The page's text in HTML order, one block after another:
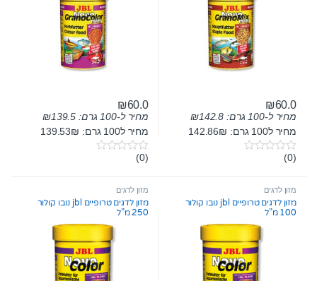
₪60.0
מחיר ל-100 גרם: ₪142.8
מחיר ל100 גרם: 142.86₪
0
t
o
f
5
(0)
₪60.0
מחיר ל-100 גרם: ₪139.5
מחיר ל100 גרם: 139.53₪
0
t
o
f
5
(0)
מזון לדגים
מזון לדגים טרופיים jbl נובו קולור
100 מ”ל
מזון לדגים
מזון לדגים טרופיים jbl נובו קולור
250 מ”ל